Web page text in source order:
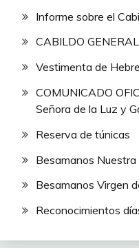
Informe sobre el
CABILDO
Vestimenta de
COMUNICADO
Señora de la Luz y
Reserva de túnicas
Besamanos
Besamanos Virgen
Reconocimientos